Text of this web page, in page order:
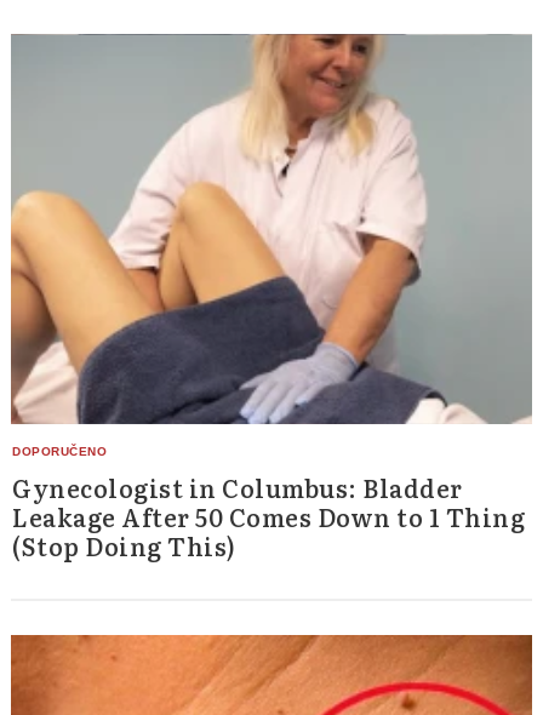
Gynecologist in Columbus: Bladder
Leakage After 50 Comes Down to 1 Thing
(Stop Doing This)